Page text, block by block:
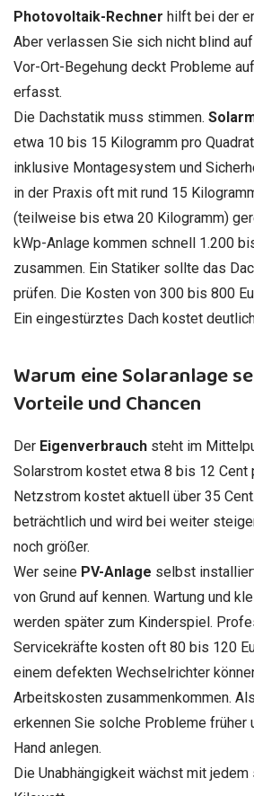
Photovoltaik-Rechner hilft bei der
Aber verlassen Sie sich nicht blind
Vor-Ort-Begehung deckt Probleme
erfasst.
Die Dachstatik muss stimmen.
etwa 10 bis 15 Kilogramm pro
inklusive Montagesystem und
in der Praxis oft mit rund 15
(teilweise bis etwa 20 Kilogramm)
kWp-Anlage kommen schnell 1.200
zusammen. Ein Statiker sollte das
prüfen. Die Kosten von 300 bis 800
Ein eingestürztes Dach kostet
Warum eine Solaranlage
Vorteile und Chancen
Der Eigenverbrauch steht im
Solarstrom kostet etwa 8 bis 12 Cent
Netzstrom kostet aktuell über 35
beträchtlich und wird bei weiter
noch größer.
Wer seine PV-Anlage selbst
von Grund auf kennen. Wartung und
werden später zum Kinderspiel.
Servicekräfte kosten oft 80 bis 120
einem defekten Wechselrichter
Arbeitskosten zusammenkommen.
erkennen Sie solche Probleme früher
Hand anlegen.
Die Unabhängigkeit wächst mit